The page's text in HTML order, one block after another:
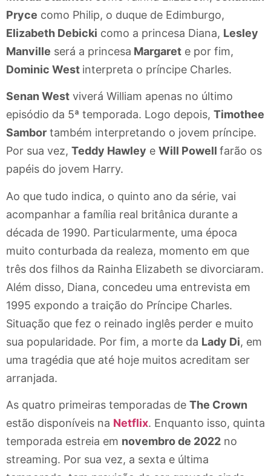
Pryce como Philip, o duque de Edimburgo,
Elizabeth Debicki como a princesa Diana, Lesley
Manville será a princesa Margaret e por fim,
Dominic West interpreta o príncipe Charles.
Senan West viverá William apenas no último
episódio da 5ª temporada. Logo depois, Timothee
Sambor também interpretando o jovem príncipe.
Por sua vez, Teddy Hawley e Will Powell farão os
papéis do jovem Harry.
Ao que tudo indica, o quinto ano da série, vai
acompanhar a família real britânica durante a
década de 1990. Particularmente, uma época
muito conturbada da realeza, momento em que
três dos filhos da Rainha Elizabeth se divorciaram.
Além disso, Diana, concedeu uma entrevista em
1995 expondo a traição do Príncipe Charles.
Situação que fez o reinado inglês perder e muito
sua popularidade. Por fim, a morte da Lady Di, em
uma tragédia que até hoje muitos acreditam ser
arranjada.
As quatro primeiras temporadas de The Crown
estão disponíveis na Netflix. Enquanto isso, quinta
temporada estreia em novembro de 2022 no
streaming. Por sua vez, a sexta e última